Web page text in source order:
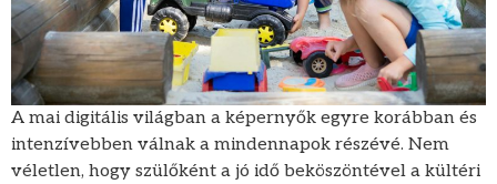
A mai digitális világban a képernyők egyre korábban és
intenzívebben válnak a mindennapok részévé. Nem
véletlen, hogy szülőként a jó idő beköszöntével a kültéri